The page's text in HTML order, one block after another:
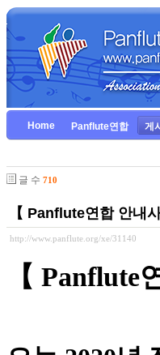
Home Panflute연합 게
글 수 710
【 Panflute연합 안내사
http://www.panflute.org/xe/31140
【 Panflute